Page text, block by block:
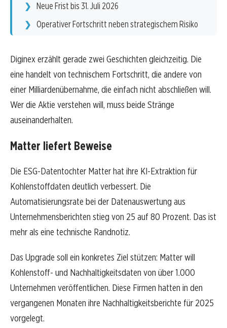
Neue Frist bis 31. Juli 2026
Operativer Fortschritt neben strategischem Risiko
Diginex erzählt gerade zwei Geschichten gleichzeitig. Die
eine handelt von technischem Fortschritt, die andere von
einer Milliardenübernahme, die einfach nicht abschließen will.
Wer die Aktie verstehen will, muss beide Stränge
auseinanderhalten.
Matter liefert Beweise
Die ESG-Datentochter Matter hat ihre KI-Extraktion für
Kohlenstoffdaten deutlich verbessert. Die
Automatisierungsrate bei der Datenauswertung aus
Unternehmensberichten stieg von 25 auf 80 Prozent. Das ist
mehr als eine technische Randnotiz.
Das Upgrade soll ein konkretes Ziel stützen: Matter will
Kohlenstoff- und Nachhaltigkeitsdaten von über 1.000
Unternehmen veröffentlichen. Diese Firmen hatten in den
vergangenen Monaten ihre Nachhaltigkeitsberichte für 2025
vorgelegt.